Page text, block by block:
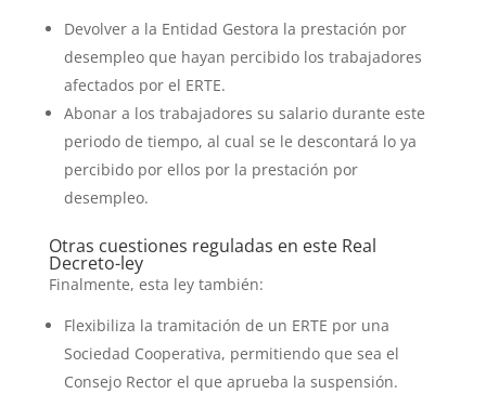
Devolver a la Entidad Gestora la prestación por
desempleo que hayan percibido los trabajadores
afectados por el ERTE.
Abonar a los trabajadores su salario durante este
periodo de tiempo, al cual se le descontará lo ya
percibido por ellos por la prestación por
desempleo.
Otras cuestiones reguladas en este Real
Decreto-ley
Finalmente, esta ley también:
Flexibiliza la tramitación de un ERTE por una
Sociedad Cooperativa, permitiendo que sea el
Consejo Rector el que aprueba la suspensión.